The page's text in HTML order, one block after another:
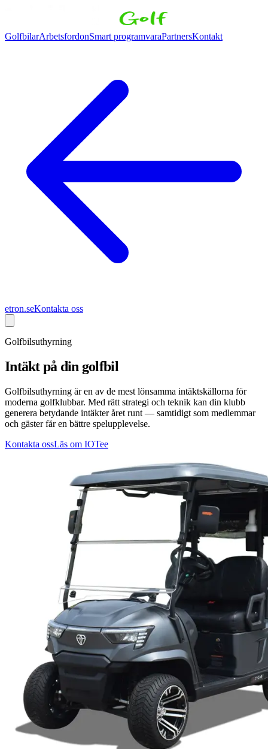
GolfbilarArbetsfordonSmart programvaraPartnersKontakt
etron.seKontakta oss
Golfbilsuthyrning
Intäkt på din golfbil
Golfbilsuthyrning är en av de mest lönsamma intäktskällorna för
moderna golfklubbar. Med rätt strategi och teknik kan din klubb
generera betydande intäkter året runt — samtidigt som medlemmar
och gäster får en bättre spelupplevelse.
Kontakta ossLäs om IOTee